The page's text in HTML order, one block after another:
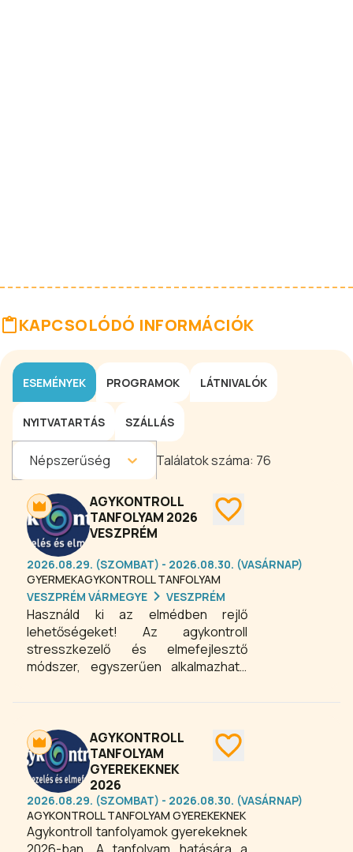
KAPCSOLÓDÓ INFORMÁCIÓK
ESEMÉNYEK PROGRAMOK LÁTNIVALÓK
NYITVATARTÁS SZÁLLÁS
Népszerűség Találatok száma: 76
AGYKONTROLL
TANFOLYAM 2026
VESZPRÉM
2026.08.29. (SZOMBAT) - 2026.08.30. (VASÁRNAP)
GYERMEKAGYKONTROLL TANFOLYAM
VESZPRÉM VÁRMEGYE
VESZPRÉM
Használd ki az elmédben rejlő
lehetőségeket! Az agykontroll
stresszkezelő és elmefejlesztő
módszer, egyszerűen alkalmazható
Silva-féle agykontroll egy
egyszerű, praktikus, könnyen
elsajátítható önfejlesztő módszer, ami
lehetővé teszi, hogy ennél
lényegesen nagyobb mértékben
használjuk ki istenadta
lehetőségeinket, s így sikeresebben
oldjunk meg mindenfajta problémát.
AGYKONTROLL
TANFOLYAM
GYEREKEKNEK
2026
2026.08.29. (SZOMBAT) - 2026.08.30. (VASÁRNAP)
AGYKONTROLL TANFOLYAM GYEREKEKNEK
Agykontroll tanfolyamok gyerekeknek